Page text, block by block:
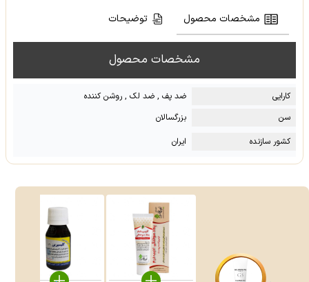
مشخصات محصول توضیحات
مشخصات محصول
کارایی
ضد پف , ضد لک , روشن کننده
سن
بزرگسالان
کشور سازنده
ایران